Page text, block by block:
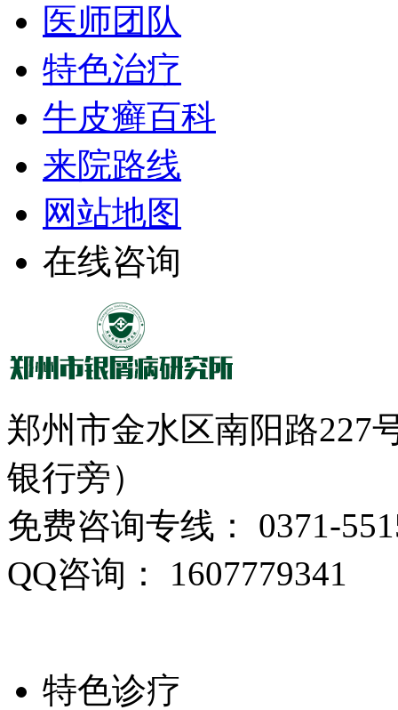
医师团队
特色治疗
牛皮癣百科
来院路线
网站地图
在线咨询
郑州市金水区南阳路227
银行旁）
免费咨询专线： 0371-
QQ咨询： 1607779341
特色诊疗